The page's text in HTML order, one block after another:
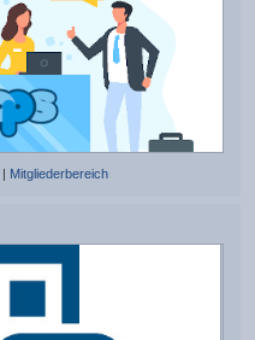
Mitgliederbereich